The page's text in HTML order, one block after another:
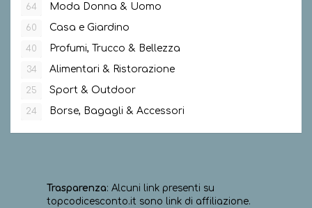
64 Moda Donna & Uomo
60 Casa e Giardino
40 Profumi, Trucco & Bellezza
34 Alimentari & Ristorazione
25 Sport & Outdoor
24 Borse, Bagagli & Accessori
Trasparenza: Alcuni link presenti su
topcodicesconto.it sono link di affiliazione.